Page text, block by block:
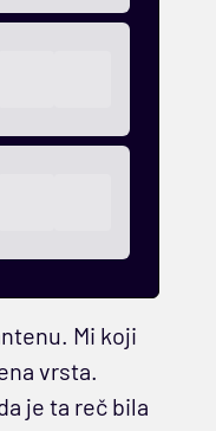
Mi koji
vrsta.
je ta reč bila